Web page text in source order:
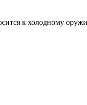
к холодному